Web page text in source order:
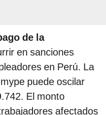
de la
en sanciones
en Perú. La
puede oscilar
El monto
afectados